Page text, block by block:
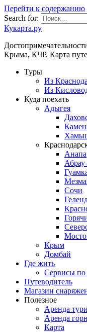
Перейти к содержанию
Search for:
Кукарта.ру
Крыма, КЧР. Карта
Туры
Из
Из
Куда поехать
Адыгея
Анапа
Сочи
Крым
Домбай
Где жить
Сервисы
Путеводитель
Магазин
Полезное
Аренда
Аренда
Карта